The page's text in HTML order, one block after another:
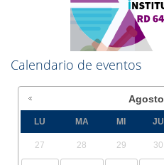
Calendario de eventos
Agosto
LU MA MI JU
27 28 29 30